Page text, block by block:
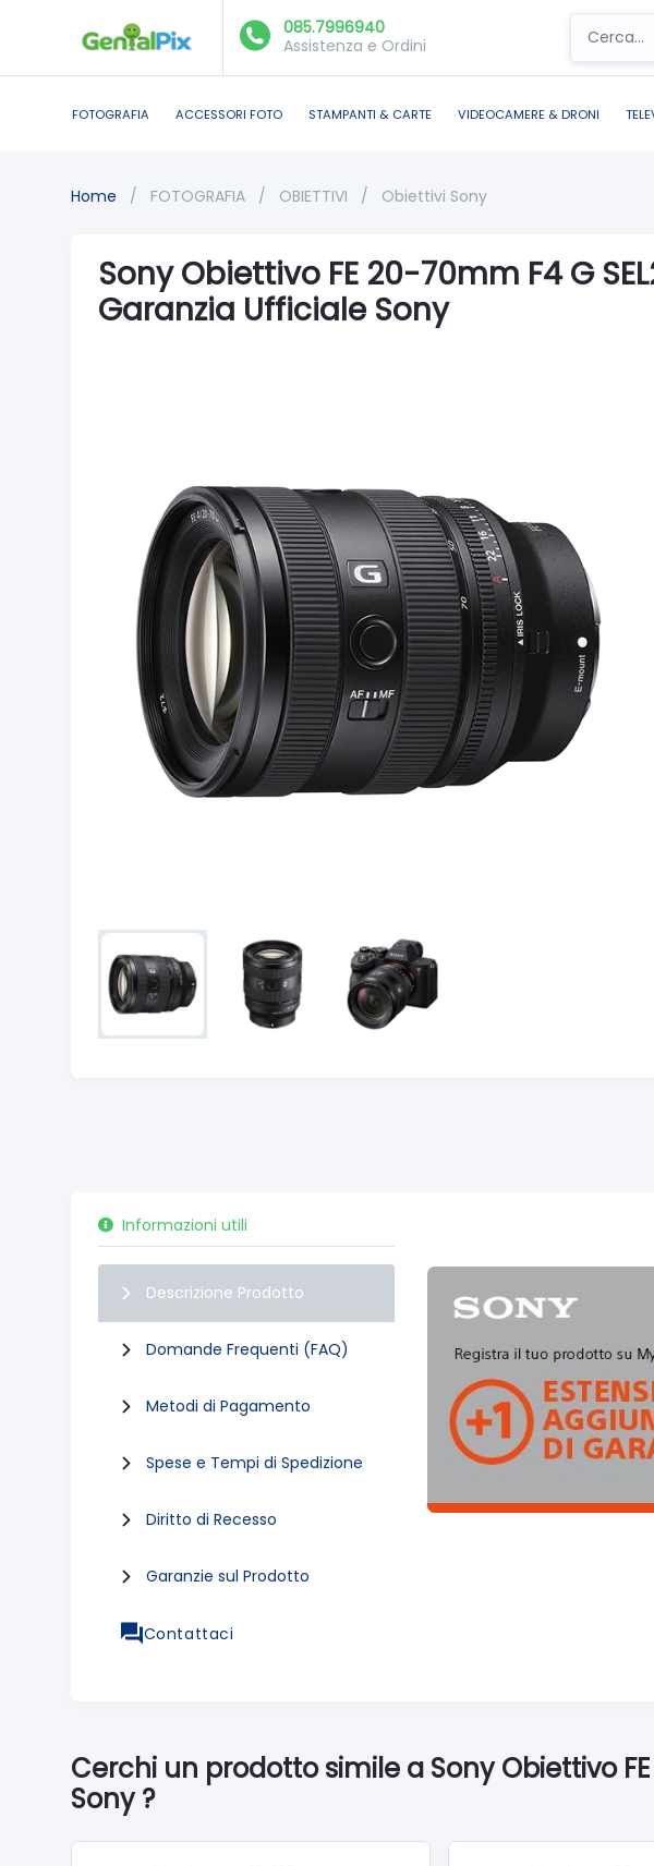
085.7996940
Assistenza e Ordini
FOTOGRAFIA ACCESSORI FOTO STAMPANTI & CARTE VIDEOCAMERE & DRONI
Home / FOTOGRAFIA / OBIETTIVI / Obiettivi Sony
Sony Obiettivo FE 20-70mm F4 G
Garanzia Ufficiale Sony
Informazioni utili
Descrizione Prodotto
Domande Frequenti (FAQ)
Metodi di Pagamento
Spese e Tempi di Spedizione
Diritto di Recesso
Garanzie sul Prodotto
Contattaci
Cerchi un prodotto simile a Sony Obiettivo
Sony ?